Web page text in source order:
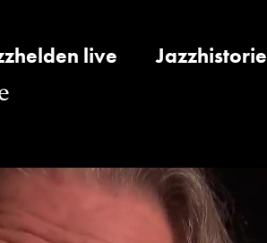
live Jazzhistorie